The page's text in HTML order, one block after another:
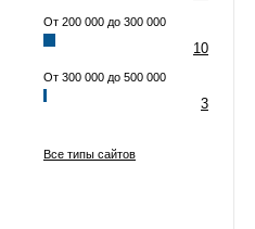
От 200 000 до 300 000
10
От 300 000 до 500 000
3
Все типы сайтов